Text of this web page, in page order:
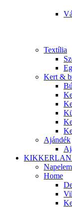
Textília
Kert &
Ajándék
Home